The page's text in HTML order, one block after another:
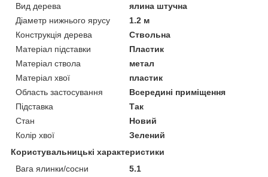
Вид дерева
ялина штучна
Діаметр нижнього ярусу
1.2 м
Конструкція дерева
Ствольна
Матеріал підставки
Пластик
Матеріал ствола
метал
Матеріал хвої
пластик
Область застосування
Всередині приміщення
Підставка
Так
Стан
Новий
Колір хвої
Зелений
Користувальницькі характеристики
Вага ялинки/сосни
5.1